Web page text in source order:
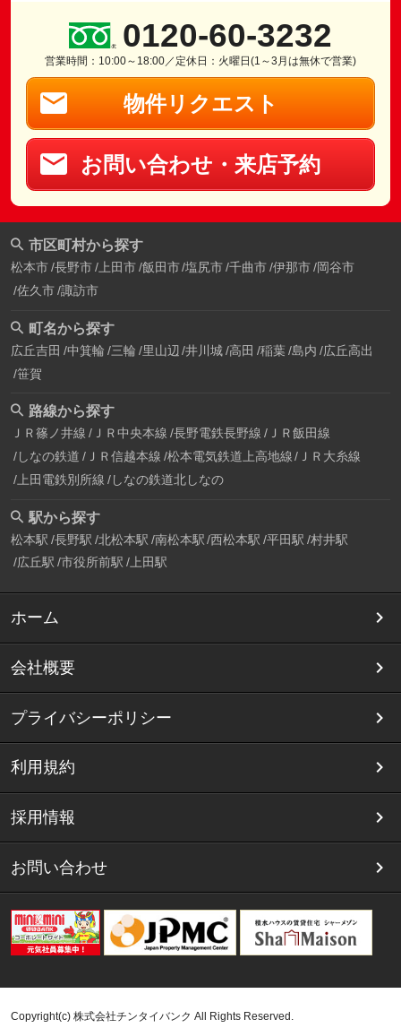
0120-60-3232
営業時間：10:00～18:00／定休日：火曜日(1～3月は無休で営業)
物件リクエスト
お問い合わせ・来店予約
市区町村から探す
松本市 長野市 上田市 飯田市 塩尻市 千曲市 伊那市 岡谷市
佐久市 諏訪市
町名から探す
広丘吉田 中箕輪 三輪 里山辺 井川城 高田 稲葉 島内 広丘高出
笹賀
路線から探す
ＪＲ篠ノ井線 ＪＲ中央本線 長野電鉄長野線 ＪＲ飯田線
しなの鉄道 ＪＲ信越本線 松本電気鉄道上高地線
ＪＲ大糸線
上田電鉄別所線 しなの鉄道北しなの
駅から探す
松本駅 長野駅 北松本駅 南松本駅 西松本駅 平田駅 村井駅
広丘駅 市役所前駅 上田駅
ホーム
会社概要
プライバシーポリシー
利用規約
採用情報
お問い合わせ
Copyright(c) 株式会社チンタイバンク All Rights Reserved.